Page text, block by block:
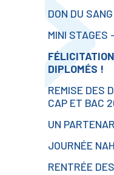
DON DU
MINI STAGES
DIPLOMÉS !
REMISE DES
CAP ET BAC
UN
JOURNÉE NAH
RENTRÉE